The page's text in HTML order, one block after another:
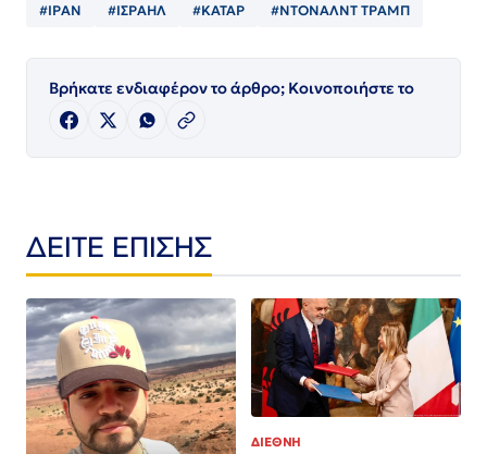
#ΙΡΑΝ #ΙΣΡΑΗΛ #ΚΑΤΑΡ #ΝΤΟΝΑΛΝΤ ΤΡΑΜΠ
Βρήκατε ενδιαφέρον το άρθρο; Κοινοποιήστε το
ΔΕΙΤΕ ΕΠΙΣΗΣ
ΔΙΕΘΝΗ